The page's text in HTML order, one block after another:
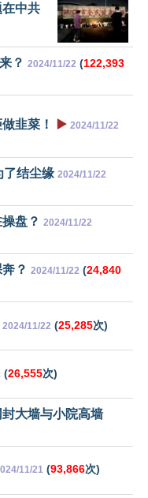
中共
？ 2024/11/22 (122,393
韭菜！ ▶️ 2024/11/22
了结尘缘 2024/11/22
盘？ 2024/11/22
？ 2024/11/22 (24,840
2024/11/22 (25,285次)
(26,555次)
大墙与小院高墙
11/21 (93,866次)